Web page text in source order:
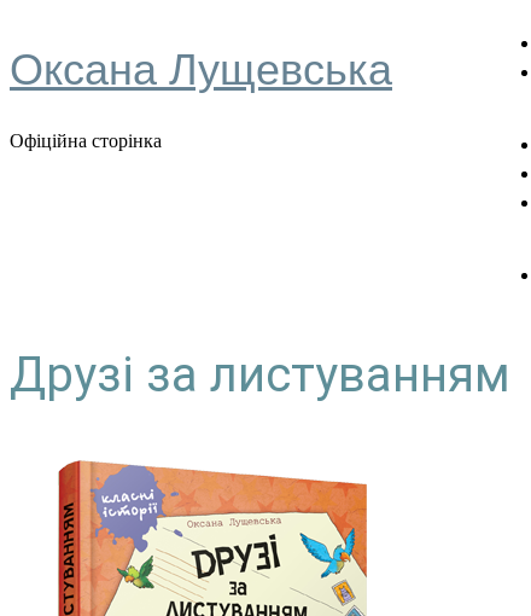
Оксана Лущевська
Офіційна сторінка
Друзі за листуванням